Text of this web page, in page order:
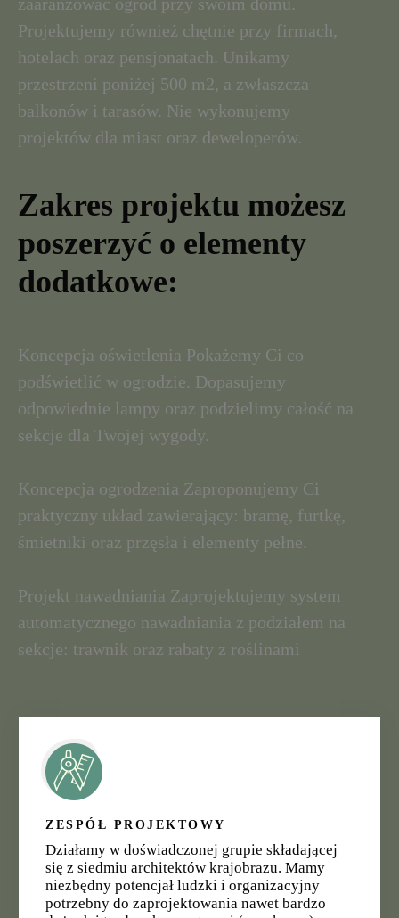
Projektujemy również chętnie przy firmach,
hotelach oraz pensjonatach. Unikamy
przestrzeni poniżej 500 m2, a zwłaszcza
balkonów i tarasów. Nie wykonujemy
projektów dla miast oraz deweloperów.
Zakres projektu możesz
poszerzyć o elementy
dodatkowe:
Koncepcja oświetlenia Pokażemy Ci co
podświetlić w ogrodzie. Dopasujemy
odpowiednie lampy oraz podzielimy całość na
sekcje dla Twojej wygody.
Koncepcja ogrodzenia Zaproponujemy Ci
praktyczny układ zawierający: bramę, furtkę,
śmietniki oraz przęsła i elementy pełne.
Projekt nawadniania Zaprojektujemy system
automatycznego nawadniania z podziałem na
sekcje: trawnik oraz rabaty z roślinami
ZESPÓŁ PROJEKTOWY
Działamy w doświadczonej grupie składającej
się z siedmiu architektów krajobrazu. Mamy
niezbędny potencjał ludzki i organizacyjny
potrzebny do zaprojektowania nawet bardzo